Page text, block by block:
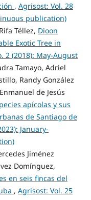
, Agrisost: Vol. 28
publication)
Téllez, Dioon
Exotic Tree in
2 (2018): May-August
Tamayo, Adriel
Randy González
de Jesús
apícolas y sus
de Santiago de
January-
Jiménez
Domínguez,
en seis fincas del
, Agrisost: Vol. 25